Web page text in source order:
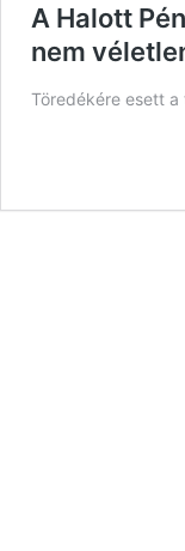
A Halott
nem
Töredékére esett